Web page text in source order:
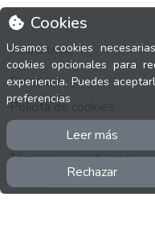
Cookies
Usamos cookies
cookies opcionales para
experiencia. Puedes
preferencias
Leer más
Rechazar
INFORMACIÓN
Facebook
Polícita de cookies
Política de privacidad
Términos y condiciones
Twitter